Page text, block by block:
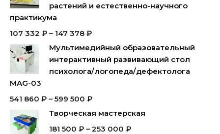
растений и естественно-научного
практикума
107 332 ₽ – 147 378 ₽
Мультимедийный образовательный
интерактивный развивающий стол
психолога/логопеда/дефектолога
MAG-03
541 860 ₽ – 599 500 ₽
Творческая мастерская
181 500 ₽ – 253 000 ₽